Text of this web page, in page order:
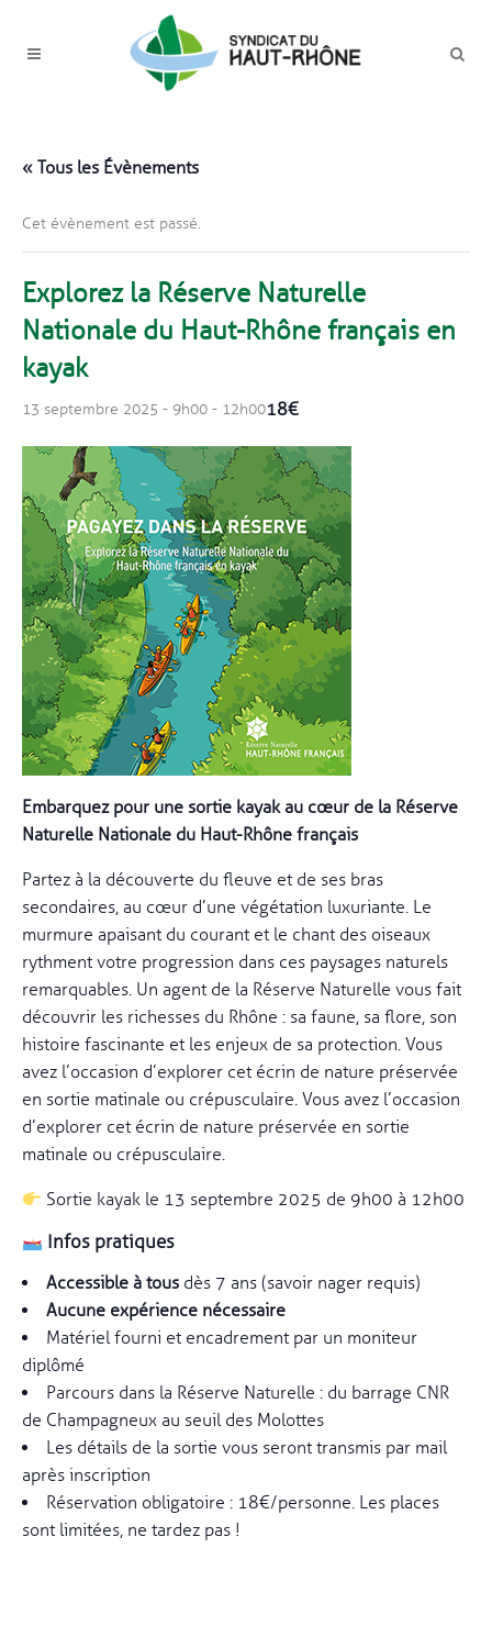
« Tous les Évènements
Cet évènement est passé.
Explorez la Réserve Naturelle
Nationale du Haut-Rhône français en
kayak
13 septembre 2025 - 9h00 - 12h0018€
Embarquez pour une sortie kayak au cœur de la Réserve
Naturelle Nationale du Haut-Rhône français
Partez à la découverte du fleuve et de ses bras
secondaires, au cœur d’une végétation luxuriante. Le
murmure apaisant du courant et le chant des oiseaux
rythment votre progression dans ces paysages naturels
remarquables. Un agent de la Réserve Naturelle vous fait
découvrir les richesses du Rhône : sa faune, sa flore, son
histoire fascinante et les enjeux de sa protection. Vous
avez l’occasion d’explorer cet écrin de nature préservée
en sortie matinale ou crépusculaire. Vous avez l’occasion
d’explorer cet écrin de nature préservée en sortie
matinale ou crépusculaire.
Sortie kayak le 13 septembre 2025 de 9h00 à 12h00
Infos pratiques
Accessible à tous dès 7 ans (savoir nager requis)
Aucune expérience nécessaire
Matériel fourni et encadrement par un moniteur
diplômé
Parcours dans la Réserve Naturelle : du barrage CNR
de Champagneux au seuil des Molottes
Les détails de la sortie vous seront transmis par mail
après inscription
Réservation obligatoire : 18€/personne. Les places
sont limitées, ne tardez pas !